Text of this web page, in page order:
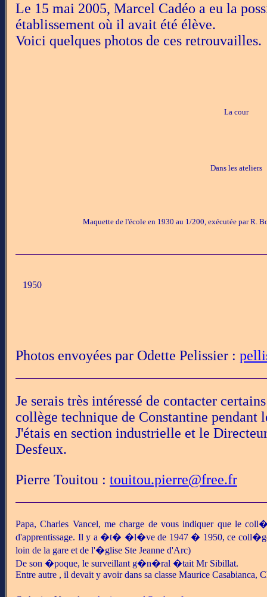
Le 15 mai 2005, Marcel Cadéo a eu la
établissement où il avait été élève.
Voici quelques photos de ces retrouvailles.
La cour
Dans les ateliers
Maquette de l'école en 1930 au 1/200, exécutée par R.
1950
Photos envoyées par Odette Pelissier :
Je serais très intéressé de contacter
collège technique de Constantine pendant
J'étais en section industrielle et le
Desfeux.
Pierre Touitou : touitou.pierre@free.fr
Papa, Charles Vancel, me charge de vous indiquer que le
d'apprentissage. Il y a �t� �l�ve de 1947 � 1950, ce coll�ge
loin de la gare et de l'�glise Ste Jeanne d'Arc)
De son �poque, le surveillant g�n�ral �tait Mr Sibillat.
Entre autre , il devait y avoir dans sa classe Maurice Casabianca,